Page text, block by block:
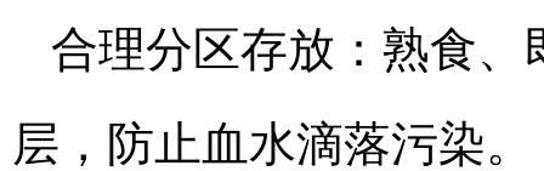
合理分区存放：熟食
层，防止血水滴落污染。